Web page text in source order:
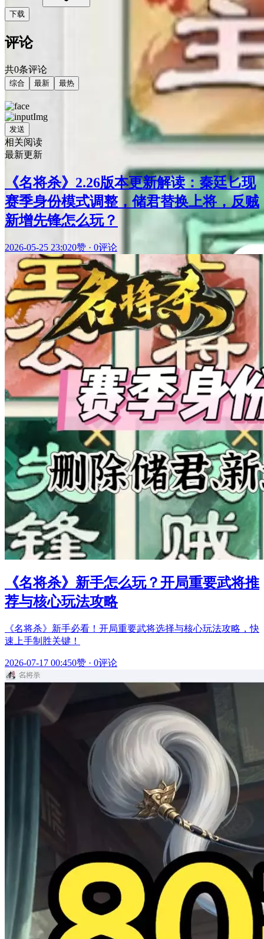
下载
评论
共0条评论
综合 最新 最热
发送
相关阅读
最新更新
《名将杀》2.26版本更新解读：秦廷匕现
赛季身份模式调整，储君替换上将，反贼
新增先锋怎么玩？
2026-05-25 23:020赞 · 0评论
《名将杀》新手怎么玩？开局重要武将推
荐与核心玩法攻略
《名将杀》新手必看！开局重要武将选择与核心玩法攻略，快
速上手制胜关键！
2026-07-17 00:450赞 · 0评论